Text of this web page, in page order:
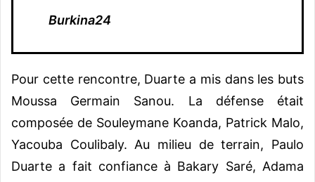
Burkina24
Pour cette rencontre, Duarte a mis dans les buts
Moussa Germain Sanou. La défense était
composée de Souleymane Koanda, Patrick Malo,
Yacouba Coulibaly. Au milieu de terrain, Paulo
Duarte a fait confiance à Bakary Saré, Adama